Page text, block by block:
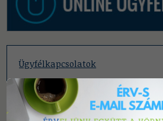
Ügyfélkapcsolatok
Díjak, díjkalkulátor